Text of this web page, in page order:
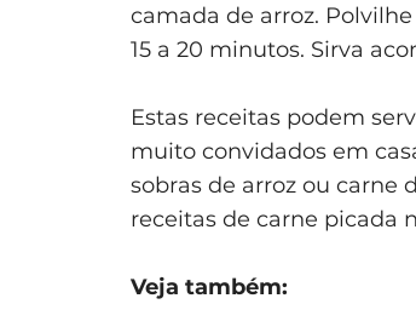
camada de arroz.
15 a 20 minutos. Sirva
Estas receitas podem
muito convidados em
sobras de arroz ou carne
receitas de carne picada
Veja também: